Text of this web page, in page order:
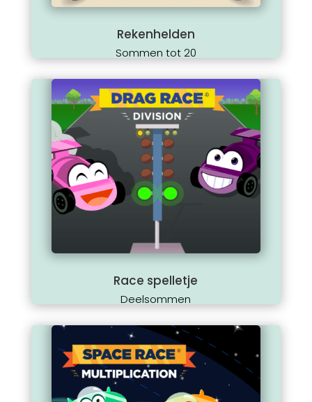
Rekenhelden
Sommen tot 20
Race spelletje
Deelsommen